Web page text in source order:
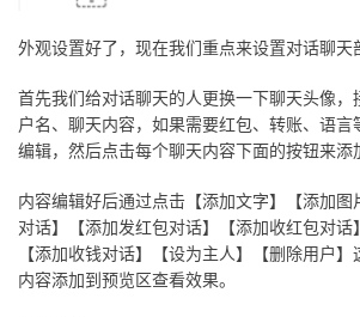
外观设置好了，现在我们重点来设置对话聊天
首先我们给对话聊天的人更换一下聊天头像，
户名、聊天内容，如果需要红包、转账、语
编辑，然后点击每个聊天内容下面的按钮来添
内容编辑好后通过点击【添加文字】【添加
对话】【添加发红包对话】【添加收红包对话
【添加收钱对话】【设为主人】【删除用户
内容添加到预览区查看效果。